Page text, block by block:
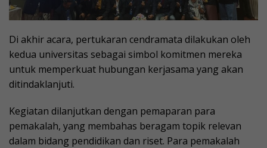
Di akhir acara, pertukaran cendramata dilakukan oleh
kedua universitas sebagai simbol komitmen mereka
untuk memperkuat hubungan kerjasama yang akan
ditindaklanjuti.
Kegiatan dilanjutkan dengan pemaparan para
pemakalah, yang membahas beragam topik relevan
dalam bidang pendidikan dan riset. Para pemakalah